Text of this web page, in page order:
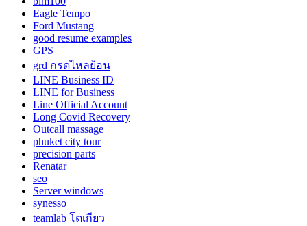
Eagle Tempo
Ford Mustang
good resume examples
GPS
grd กรดไหลย้อน
LINE Business ID
LINE for Business
Line Official Account
Long Covid Recovery
Outcall massage
phuket city tour
precision parts
Renatar
seo
Server windows
synesso
teamlab โตเกียว